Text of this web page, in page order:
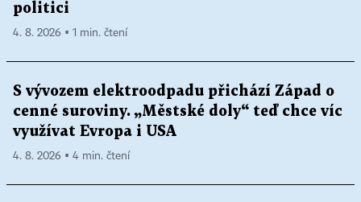
politici
4. 8. 2026 ▪ 1 min. čtení
S vývozem elektroodpadu přichází Západ o
cenné suroviny. „Městské doly“ teď chce víc
využívat Evropa i USA
4. 8. 2026 ▪ 4 min. čtení